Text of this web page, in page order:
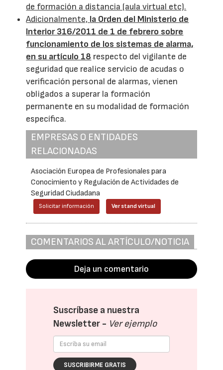
de formación a distancia (aula virtual etc).
Adicionalmente, la Orden del Ministerio de
Interior 316/2011 de 1 de febrero sobre
funcionamiento de los sistemas de alarma,
en su artículo 18 respecto del vigilante de
seguridad que realice servicio de acudas o
verificación personal de alarmas, vienen
obligados a superar la formación
permanente en su modalidad de formación
específica.
EMPRESAS O ENTIDADES
RELACIONADAS
Asociación Europea de Profesionales para
Conocimiento y Regulación de Actividades de
Seguridad Ciudadana
Solicitar información Ver stand virtual
COMENTARIOS AL ARTÍCULO/NOTICIA
Deja un comentario
Suscríbase a nuestra
Newsletter - Ver ejemplo
SUSCRIBIRME GRATIS